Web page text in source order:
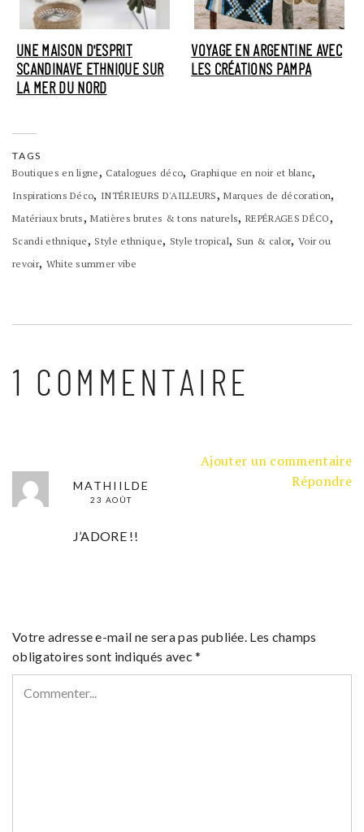
UNE MAISON D'ESPRIT
SCANDINAVE ETHNIQUE SUR
LA MER DU NORD
VOYAGE EN ARGENTINE AVEC
LES CRÉATIONS PAMPA
TAGS
Boutiques en ligne, Catalogues déco, Graphique en noir et blanc,
Inspirations Déco, INTÉRIEURS D'AILLEURS,Marques de décoration,
Matériaux bruts,Matières brutes & tons naturels,REPÉRAGES DÉCO,
Scandi ethnique, Style ethnique, Style tropical, Sun & calor, Voir ou
revoir, White summer vibe
1 COMMENTAIRE
Ajouter un commentaire
MATHIILDE
23 AOÛT
Répondre
J’ADORE !!
Votre adresse e-mail ne sera pas publiée. Les champs
obligatoires sont indiqués avec*